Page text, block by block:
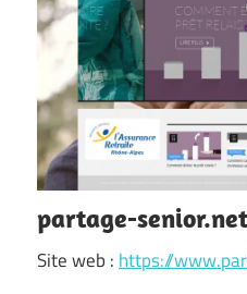
partage-senior.net
Site web : https://